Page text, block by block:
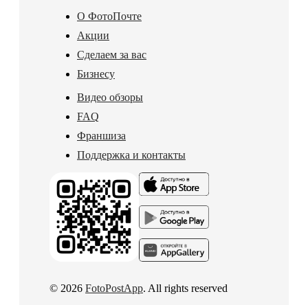
О ФотоПочте
Акции
Сделаем за вас
Бизнесу
Видео обзоры
FAQ
Франшиза
Поддержка и контакты
© 2026 FotoPostApp. All rights reserved